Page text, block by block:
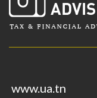
www.ua.tn